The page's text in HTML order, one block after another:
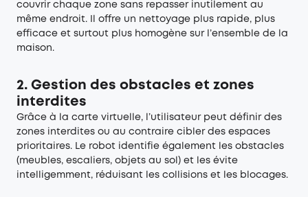
couvrir chaque zone sans repasser inutilement au
même endroit. Il offre un nettoyage plus rapide, plus
efficace et surtout plus homogène sur l’ensemble de la
maison.
2. Gestion des obstacles et zones
interdites
Grâce à la carte virtuelle, l’utilisateur peut définir des
zones interdites ou au contraire cibler des espaces
prioritaires. Le robot identifie également les obstacles
(meubles, escaliers, objets au sol) et les évite
intelligemment, réduisant les collisions et les blocages.